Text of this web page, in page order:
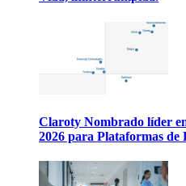
Claroty Nombrado líder
2026 para Plataformas de